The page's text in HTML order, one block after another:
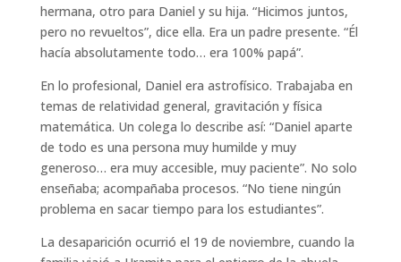
hermana, otro para Daniel y su hija. “Hicimos juntos,
pero no revueltos”, dice ella. Era un padre presente. “Él
hacía absolutamente todo… era 100% papá”.
En lo profesional, Daniel era astrofísico. Trabajaba en
temas de relatividad general, gravitación y física
matemática. Un colega lo describe así: “Daniel aparte
de todo es una persona muy humilde y muy
generoso… era muy accesible, muy paciente”. No solo
enseñaba; acompañaba procesos. “No tiene ningún
problema en sacar tiempo para los estudiantes”.
La desaparición ocurrió el 19 de noviembre, cuando la